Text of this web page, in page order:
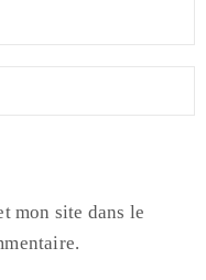
mon site dans le